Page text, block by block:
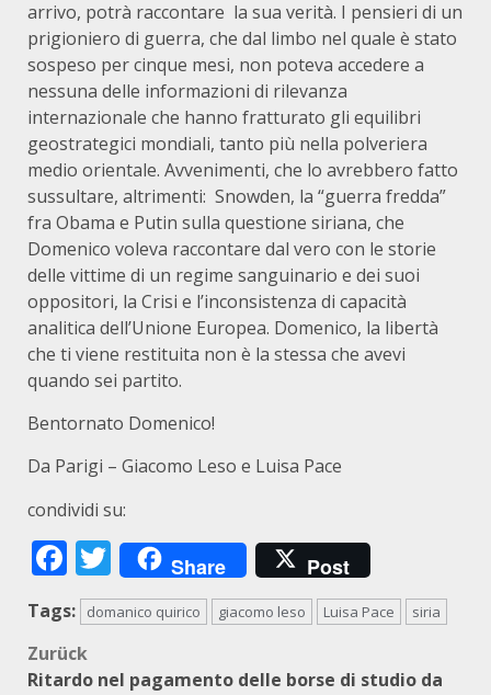
arrivo, potrà raccontare la sua verità. I pensieri di un
prigioniero di guerra, che dal limbo nel quale è stato
sospeso per cinque mesi, non poteva accedere a
nessuna delle informazioni di rilevanza
internazionale che hanno fratturato gli equilibri
geostrategici mondiali, tanto più nella polveriera
medio orientale. Avvenimenti, che lo avrebbero fatto
sussultare, altrimenti: Snowden, la “guerra fredda”
fra Obama e Putin sulla questione siriana, che
Domenico voleva raccontare dal vero con le storie
delle vittime di un regime sanguinario e dei suoi
oppositori, la Crisi e l’inconsistenza di capacità
analitica dell’Unione Europea. Domenico, la libertà
che ti viene restituita non è la stessa che avevi
quando sei partito.
Bentornato Domenico!
Da Parigi – Giacomo Leso e Luisa Pace
condividi su:
Facebook
Twitter
Share Post
Tags: domanico quirico giacomo leso Luisa Pace siria
Beitragsnavigation
Zurück
Ritardo nel pagamento delle borse di studio da